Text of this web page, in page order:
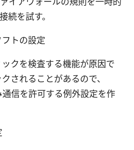
続を試す。
トの設定
クを検査する機能が原因で
されることがあるので、
信を許可する例外設定を作